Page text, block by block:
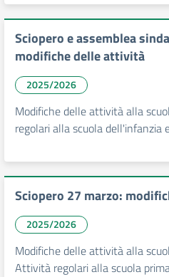
Sciopero e assemblea
modifiche delle attività
2025/2026
Modifiche delle attività alla
regolari alla scuola dell'infanzia
Sciopero 27 marzo:
2025/2026
Modifiche delle attività alla
Attività regolari alla scuola